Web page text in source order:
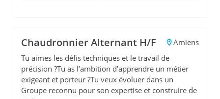
Chaudronnier Alternant H/F
Amiens
Tu aimes les défis techniques et le travail de
précision ?Tu as l’ambition d’apprendre un métier
exigeant et porteur ?Tu veux évoluer dans un
Groupe reconnu pour son expertise et construire de